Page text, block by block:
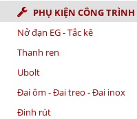
PHỤ KIỆN CÔNG TRÌNH
Nở đạn EG - Tắc kê
Thanh ren
Ubolt
Đai ôm - Đai treo - Đai inox
Đinh rút